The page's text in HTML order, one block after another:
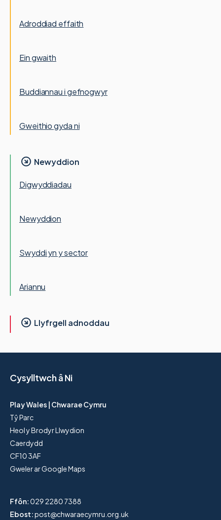
Adroddiad effaith
Ein gwaith
Buddiannau i gefnogwyr
Gweithio gyda ni
Newyddion
Digwyddiadau
Newyddion
Swyddi yn y sector
Ariannu
Llyfrgell adnoddau
Cysylltwch â Ni
Play Wales | Chwarae Cymru
Tŷ Parc
Heol y Brodyr Llwydion
Caerdydd
CF10 3AF
Gweler ar Google Maps
Ffôn:029 2280 7388
Ebost:post@chwaraecymru.org.uk